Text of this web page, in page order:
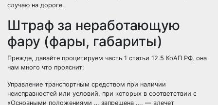
случаю на дороге.
Штраф за неработающую
фару (фары, габариты)
Прежде, давайте процитируем часть 1 статьи 12.5 КоАП РФ, она
нам много что прояснит:
Управление транспортным средством при наличии
неисправностей или условий, при которых в соответствии с
«Основными положениями … запрещена …, — влечет